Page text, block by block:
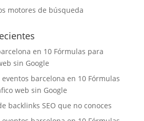
motores de búsqueda
en 10 Fórmulas para
sin Google
barcelona en 10 Fórmulas
web sin Google
backlinks SEO que no conoces